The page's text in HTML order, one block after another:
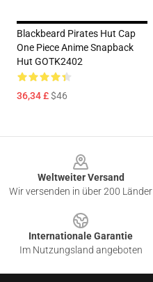
Blackbeard Pirates Hut Cap
One Piece Anime Snapback
Hut GOTK2402
36,34 £$46
Weltweiter Versand
Wir versenden in über 200 Länder
Internationale Garantie
Im Nutzungsland angeboten